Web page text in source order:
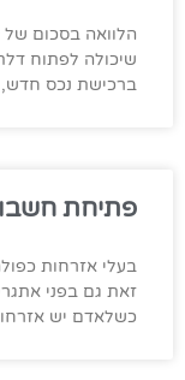
שיכולה לפתוח
ברכישת נכס חדש,
פתיחת
בעלי אזרחות
זאת גם בפני
כשלאדם יש